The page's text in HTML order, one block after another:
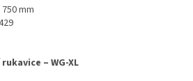
mm
– WG-XL